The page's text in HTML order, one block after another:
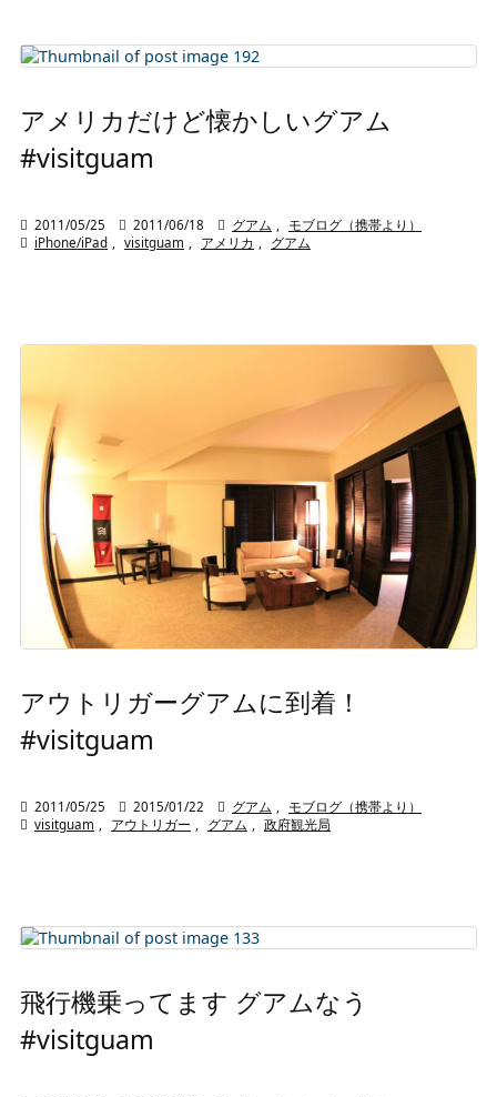
アメリカだけど懐かしいグアム
#visitguam
 2011/05/25  2011/06/18  グアム
モブログ（携帯より）
 iPhone/iPad visitguam アメリカ グアム
アウトリガーグアムに到着！
#visitguam
 2011/05/25  2015/01/22  グアム , モブログ（携帯より）
 visitguam , アウトリガー , グアム , 政府観光局
飛行機乗ってます グアムなう
#visitguam